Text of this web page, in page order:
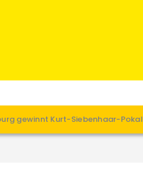
gewinnt Kurt-Siebenhaar-Pokal
Spielbetrieb